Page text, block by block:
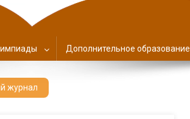
Дополнительное образование
журнал